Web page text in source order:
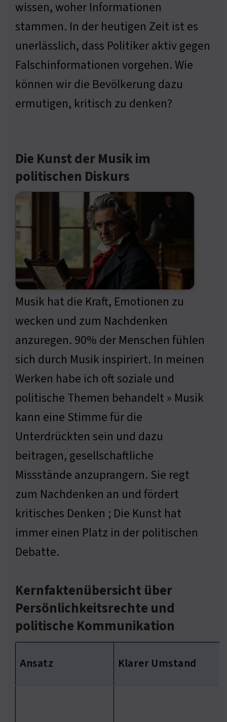
wissen, woher Informationen
stammen. In der heutigen Zeit ist es
unerlässlich, dass Politiker aktiv gegen
Falschinformationen vorgehen. Wie
können wir die Bevölkerung dazu
ermutigen, kritisch zu denken?
Die Kunst der Musik im
politischen Diskurs
Musik hat die Kraft, Emotionen zu
wecken und zum Nachdenken
anzuregen. 90% der Menschen fühlen
sich durch Musik inspiriert. In meinen
Werken habe ich oft soziale und
politische Themen behandelt » Musik
kann eine Stimme für die
Unterdrückten sein und dazu
beitragen, gesellschaftliche
Missstände anzuprangern. Sie regt
zum Nachdenken an und fördert
kritisches Denken ; Die Kunst hat
immer einen Platz in der politischen
Debatte.
Kernfaktenübersicht über
Persönlichkeitsrechte und
politische Kommunikation
Ansatz Klarer Umstand